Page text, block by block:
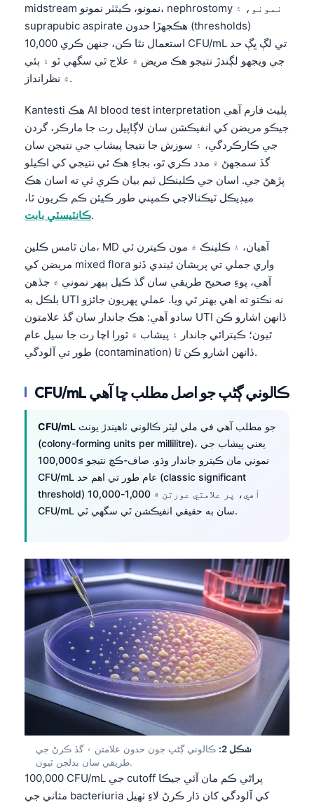
midstream نمونو، ڪيٿٽر نمونو، nephrostomy نمونو، ۽
suprapubic aspirate هڪجهڙا حدون (thresholds)
استعمال نٿا ڪن، جنهن ڪري 10,000 CFU/mL تي لڳ ڀڳ حد
جي ويجهو لڳندڙ نتيجو هڪ مريض ۾ علاج ٿي سگهي ٿو ۽ ٻئي
۾ نظرانداز.
Kantesti هڪ AI blood test interpretation پليٽ فارم آهي
جيڪو مريضن کي انفيڪشن سان لاڳاپيل رت جا مارڪر، گردن
جي ڪارڪردگي، ۽ سوزش جا نتيجا پيشاب جي نتيجن سان
گڏ سمجهڻ ۾ مدد ڪري ٿو، بجاءِ هڪ ئي نتيجي کي اڪيلو
پڙهڻ جي. اسان جي ڪلينڪل ٽيم بيان ڪري ٿي ته اسان هڪ
ميڊيڪل ٽيڪنالاجي ڪمپني طور ڪيئن ڪم ڪريون ٿا،
ڪانٽيسٽي بابت.
مان ٿامس ڪلين، MD آهيان، ۽ ڪلينڪ ۾ مون ڪيترن ئي
مريضن کي mixed flora واري جملي تي پريشان ٿيندي ڏٺو
آهي، پوءِ صحيح طريقي سان گڏ ڪيل ٻيهر نموني ۾ جڏهن
بلڪل به UTI نه نڪتو ته اهي بهتر ٿي ويا. عملي پهريون جائزو
سادو آهي: هڪ جاندار سان گڏ علامتون UTI ڏانهن اشارو ڪن
ٿيون؛ ڪيترائي جاندار ۽ پيشاب ۾ ٿورا اڇا رت جا سيل عام
طور تي آلودگي (contamination) ڏانهن اشارو ڪن ٿا.
CFU/mL ڪالوني ڳڻپ جو اصل مطلب ڇا آهي
CFU/mL
(colony-forming units per millilitre)، يعني پيشاب جي
نموني مان ڪيترو جاندار وڌو. صاف-ڪچ نتيجو ≥100,000
CFU/mL عام طور تي اهم حد (classic significant
threshold) آهي، پر علامتي عورتن ۾ 1,000-10,000
CFU/mL سان به حقيقي انفيڪشن ٿي سگهي ٿي.
شڪل 2:
ڪالوني ڳڻپ جون حدون علامتن ۽ گڏ ڪرڻ جي
طريقي سان بدلجن ٿيون.
100,000 CFU/mL جي cutoff پراڻي ڪم مان آئي جيڪا
مثاني جي bacteriuria کي آلودگي کان ڌار ڪرڻ لاءِ ٺهيل